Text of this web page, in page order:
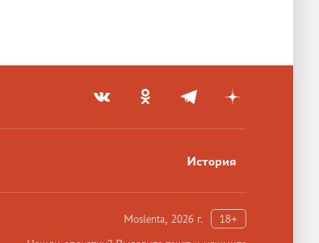
История
Moslenta, 2026 г.
18+